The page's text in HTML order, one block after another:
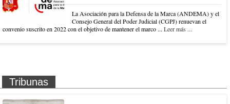
La Asociación para la Defensa de la Marca (ANDEMA) y el
Consejo General del Poder Judicial (CGPJ) renuevan el
convenio suscrito en 2022 con el objetivo de mantener el marco ... Leer más ...
Tribunas